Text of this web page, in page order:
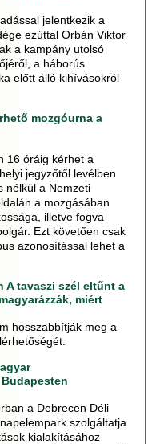
jelentkezik a
ezúttal Orbán Viktor
a kampány utolsó
a háborús
előtt álló kihívásokról
mozgóurna a
16 óráig kérhet a
jegyzőtől levélben
nélkül a Nemzeti
a mozgásában
illetve fogva
Ezt követően csak
azonosítással lehet a
A tavaszi szél eltűnt a
miért
hosszabbítják meg a
a Debrecen Déli
szolgáltatja
kialakításához